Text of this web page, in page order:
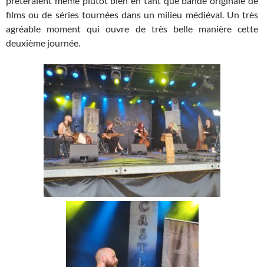
films ou de séries tournées dans un milieu médiéval. Un très
agréable moment qui ouvre de très belle manière cette
deuxième journée.